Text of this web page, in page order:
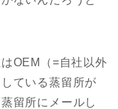
OEM（=自社以外
ている蒸留所が
留所にメールし